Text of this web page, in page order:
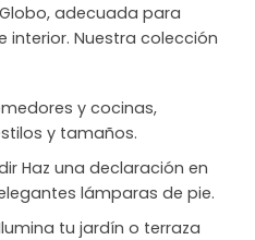
adecuada para
Nuestra colección
y cocinas,
y tamaños.
Haz una declaración en
lámparas de pie.
tu jardín o terraza